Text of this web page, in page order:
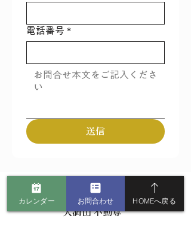
電話番号 *
送信
宗教法人 善応山不動尊 白龍寺別院
天満山 不動尊
カレンダー お問合わせ HOMEへ戻る